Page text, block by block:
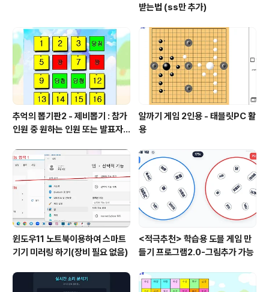
받는법 (ss만 추가)
추억의 뽑기판2 - 제비뽑기 : 참가
인원 중 원하는 인원 또는 발표자
알까기 게임 2인용 - 태블릿PC 활
용
윈도우11 노트북이용하여 스마트
기기 미러링 하기(장비 필요 없음)
<적극추천> 학습용 도블 게임 만
들기 프로그램2.0-그림추가 가능